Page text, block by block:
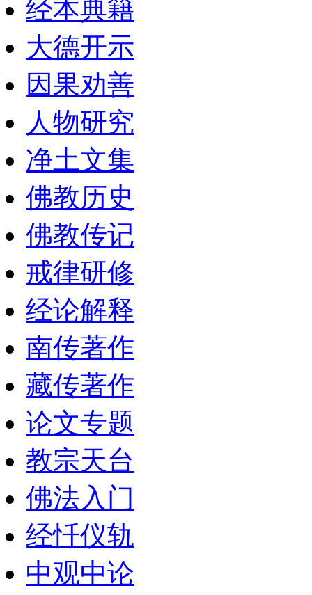
经本典籍
大德开示
因果劝善
人物研究
净土文集
佛教历史
佛教传记
戒律研修
经论解释
南传著作
藏传著作
论文专题
教宗天台
佛法入门
经忏仪轨
中观中论